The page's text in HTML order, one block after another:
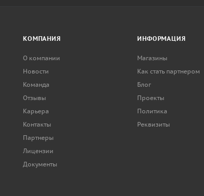
КОМПАНИЯ
О компании
Новости
Команда
Отзывы
Карьера
Контакты
Партнеры
Лицензии
Документы
ИНФОРМАЦИЯ
Магазины
Как стать партнером
Блог
Проекты
Политика
Реквизиты